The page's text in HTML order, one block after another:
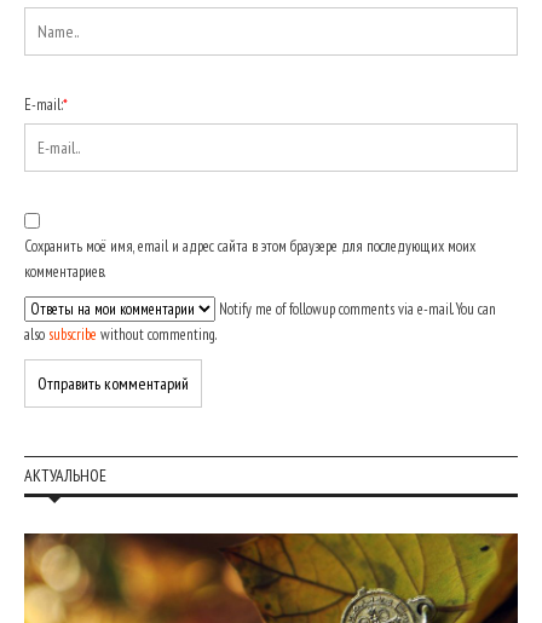
E-mail:*
Сохранить моё имя, email и адрес сайта в этом браузере для последующих моих
комментариев.
Notify me of followup comments via e-mail. You can
also subscribe without commenting.
АКТУАЛЬНОЕ